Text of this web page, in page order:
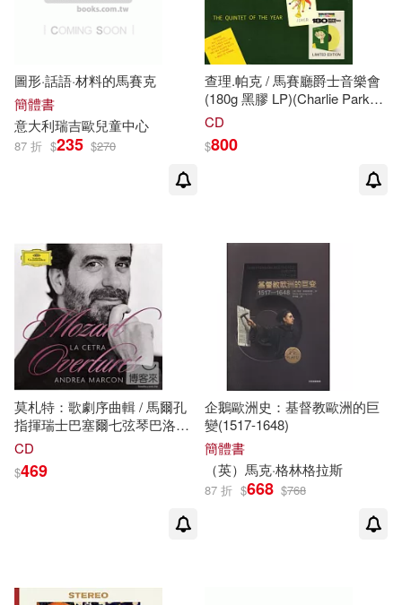
圖形·話語·材料的馬賽克
簡體書
意大利瑞吉歐兒童中心
87 折 $235 $270
查理.帕克 / 馬賽廳爵士音樂會
(180g 黑膠 LP)(Charlie Parker
/ Jazz At Massey Hall (180
CD
$800
莫札特：歌劇序曲輯 / 馬爾孔
指揮瑞士巴塞爾七弦琴巴洛克
管弦樂團(Mozart : Overtures /
CD
$469
企鵝歐洲史：基督教歐洲的巨
變(1517-1648)
簡體書
（英） 馬克·格林格拉斯
87 折 $668 $768